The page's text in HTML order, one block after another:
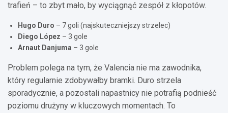
trafień – to zbyt mało, by wyciągnąć zespół z kłopotów.
Hugo Duro – 7 goli (najskuteczniejszy strzelec)
Diego López – 3 gole
Arnaut Danjuma – 3 gole
Problem polega na tym, że Valencia nie ma zawodnika,
który regularnie zdobywałby bramki. Duro strzela
sporadycznie, a pozostali napastnicy nie potrafią podnieść
poziomu drużyny w kluczowych momentach. To